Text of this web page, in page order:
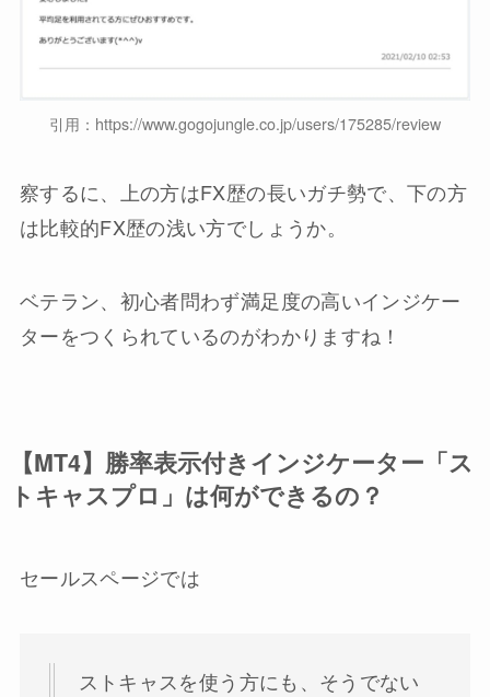
引用：https://www.gogojungle.co.jp/users/175285/review
察するに、上の方はFX歴の長いガチ勢で、下の方
は比較的FX歴の浅い方でしょうか。
ベテラン、初心者問わず満足度の高いインジケー
ターをつくられているのがわかりますね！
【MT4】勝率表示付きインジケーター「ス
トキャスプロ」は何ができるの？
セールスページでは
ストキャスを使う方にも、そうでない